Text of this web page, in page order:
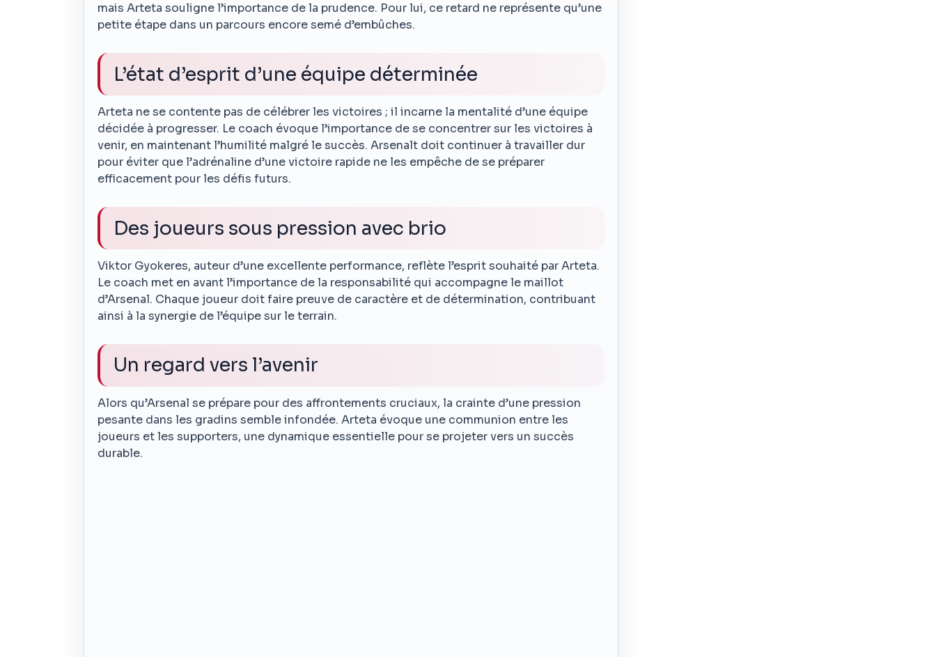
mais Arteta souligne l’importance de la prudence. Pour lui, ce retard ne représente qu’une
petite étape dans un parcours encore semé d’embûches.
L’état d’esprit d’une équipe déterminée
Arteta ne se contente pas de célébrer les victoires ; il incarne la mentalité d’une équipe
décidée à progresser. Le coach évoque l’importance de se concentrer sur les victoires à
venir, en maintenant l’humilité malgré le succès. Arsenalt doit continuer à travailler dur
pour éviter que l’adrénaline d’une victoire rapide ne les empêche de se préparer
efficacement pour les défis futurs.
Des joueurs sous pression avec brio
Viktor Gyokeres, auteur d’une excellente performance, reflète l’esprit souhaité par Arteta.
Le coach met en avant l’importance de la responsabilité qui accompagne le maillot
d’Arsenal. Chaque joueur doit faire preuve de caractère et de détermination, contribuant
ainsi à la synergie de l’équipe sur le terrain.
Un regard vers l’avenir
Alors qu’Arsenal se prépare pour des affrontements cruciaux, la crainte d’une pression
pesante dans les gradins semble infondée. Arteta évoque une communion entre les
joueurs et les supporters, une dynamique essentielle pour se projeter vers un succès
durable.